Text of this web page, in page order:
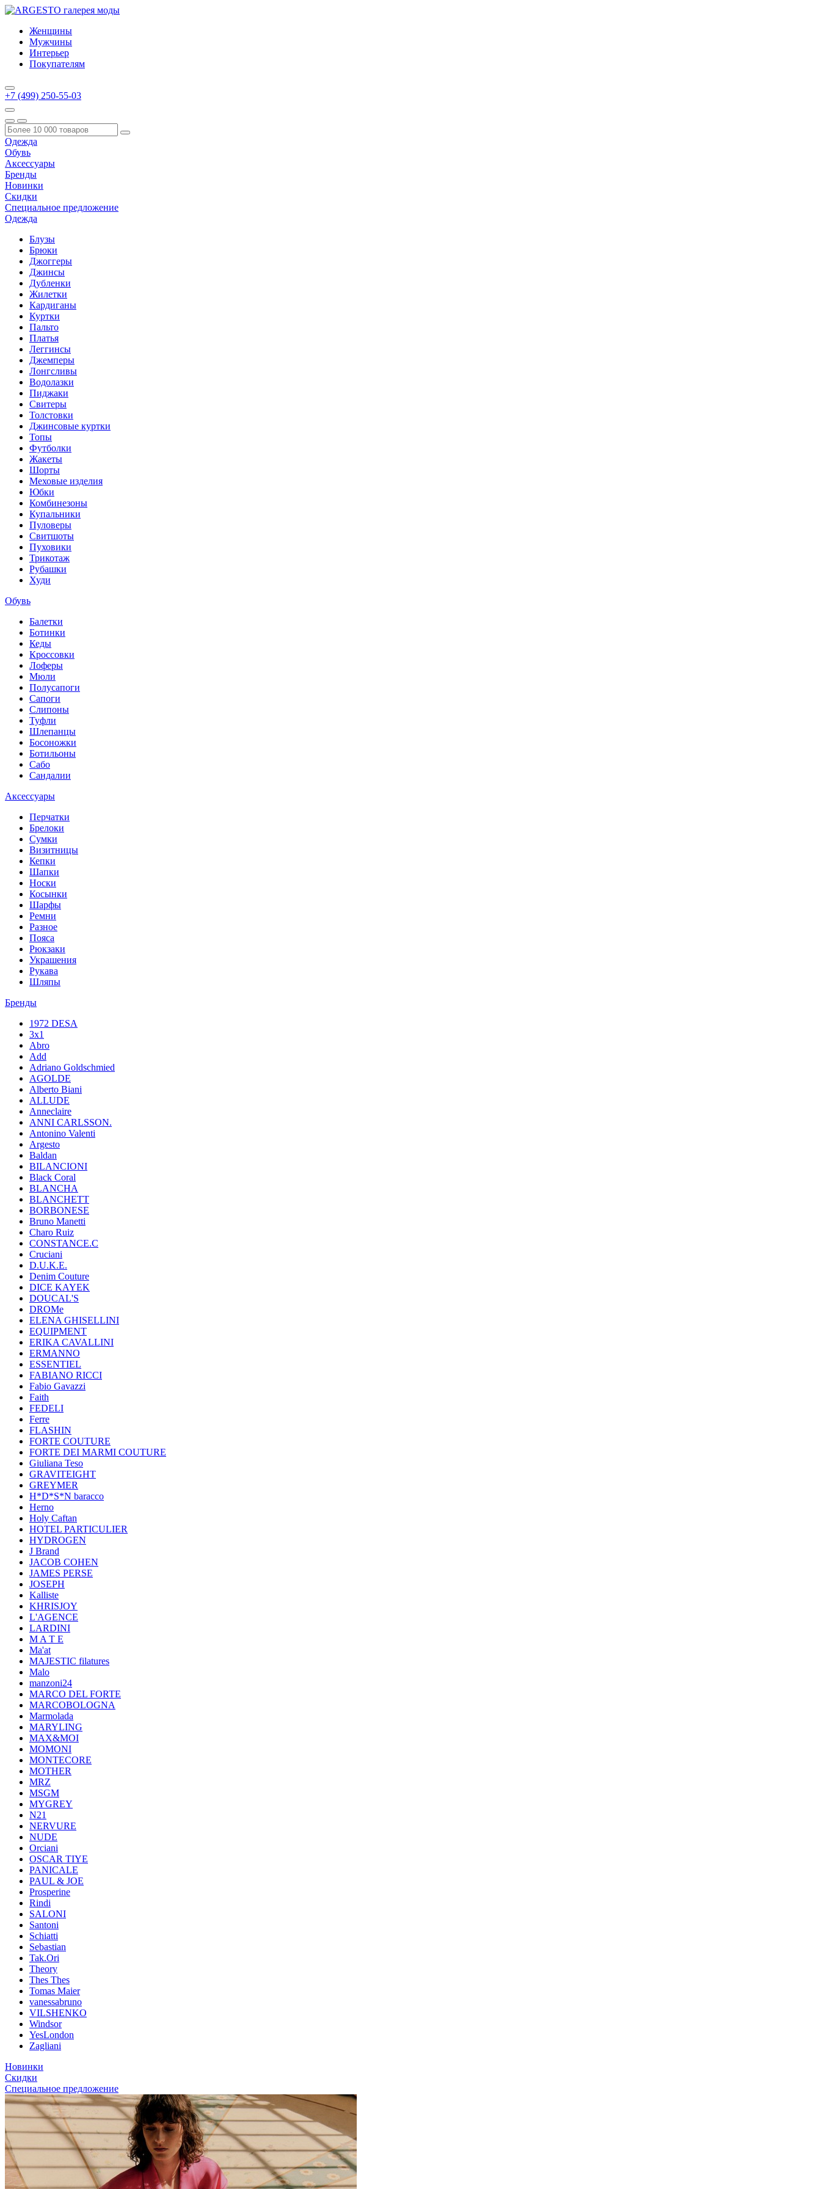
Женщины
Мужчины
Интерьер
Покупателям
+7 (499) 250-55-03
Одежда
Обувь
Аксессуары
Бренды
Новинки
Скидки
Специальное предложение
Одежда
Блузы
Брюки
Джоггеры
Джинсы
Дубленки
Жилетки
Кардиганы
Куртки
Пальто
Платья
Леггинсы
Джемперы
Лонгсливы
Водолазки
Пиджаки
Свитеры
Толстовки
Джинсовые куртки
Топы
Футболки
Жакеты
Шорты
Меховые изделия
Юбки
Комбинезоны
Купальники
Пуловеры
Свитшоты
Пуховики
Трикотаж
Рубашки
Худи
Обувь
Балетки
Ботинки
Кеды
Кроссовки
Лоферы
Мюли
Полусапоги
Сапоги
Слипоны
Туфли
Шлепанцы
Босоножки
Ботильоны
Сабо
Сандалии
Аксессуары
Перчатки
Брелоки
Сумки
Визитницы
Кепки
Шапки
Носки
Косынки
Шарфы
Ремни
Разное
Пояса
Рюкзаки
Украшения
Рукава
Шляпы
Бренды
1972 DESA
3x1
Abro
Add
Adriano Goldschmied
AGOLDE
Alberto Biani
ALLUDE
Anneclaire
ANNI CARLSSON.
Antonino Valenti
Argesto
Baldan
BILANCIONI
Black Coral
BLANCHA
BLANCHETT
BORBONESE
Bruno Manetti
Charo Ruiz
CONSTANCE.C
Cruciani
D.U.K.E.
Denim Couture
DICE KAYEK
DOUCAL'S
DROMe
ELENA GHISELLINI
EQUIPMENT
ERIKA CAVALLINI
ERMANNO
ESSENTIEL
FABIANO RICCI
Fabio Gavazzi
Faith
FEDELI
Ferre
FLASHIN
FORTE COUTURE
FORTE DEI MARMI COUTURE
Giuliana Teso
GRAVITEIGHT
GREYMER
H*D*S*N baracco
Herno
Holy Caftan
HOTEL PARTICULIER
HYDROGEN
J Brand
JACOB COHEN
JAMES PERSE
JOSEPH
Kalliste
KHRISJOY
L'AGENCE
LARDINI
M A T E
Ma'at
MAJESTIC filatures
Malo
manzoni24
MARCO DEL FORTE
MARCOBOLOGNA
Marmolada
MARYLING
MAX&MOI
MOMONI
MONTECORE
MOTHER
MRZ
MSGM
MYGREY
N21
NERVURE
NUDE
Orciani
OSCAR TIYE
PANICALE
PAUL & JOE
Prosperine
Rindi
SALONI
Santoni
Schiatti
Sebastian
Tak.Ori
Theory
Thes Thes
Tomas Maier
vanessabruno
VILSHENKO
Windsor
YesLondon
Zagliani
Новинки
Скидки
Специальное предложение